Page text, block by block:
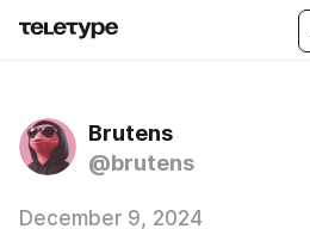
Brutens
@brutens
December 9, 2024